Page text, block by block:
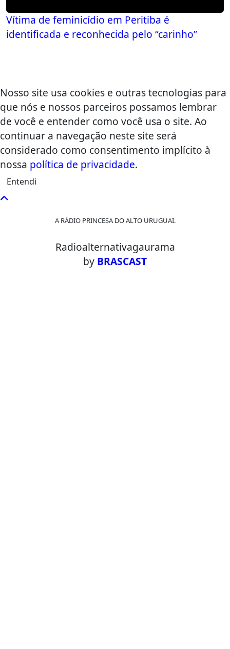
Vítima de feminicídio em Peritiba é
identificada e reconhecida pelo “carinho”
Nosso site usa cookies e outras tecnologias para
que nós e nossos parceiros possamos lembrar
de você e entender como você usa o site. Ao
continuar a navegação neste site será
considerado como consentimento implícito à
nossa política de privacidade.
Entendi
A RÁDIO PRINCESA DO ALTO URUGUAI.
Radioalternativagaurama
by BRASCAST